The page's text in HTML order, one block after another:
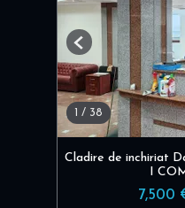
/ 38
Previous
Cladire de inchiriat
I
7,500